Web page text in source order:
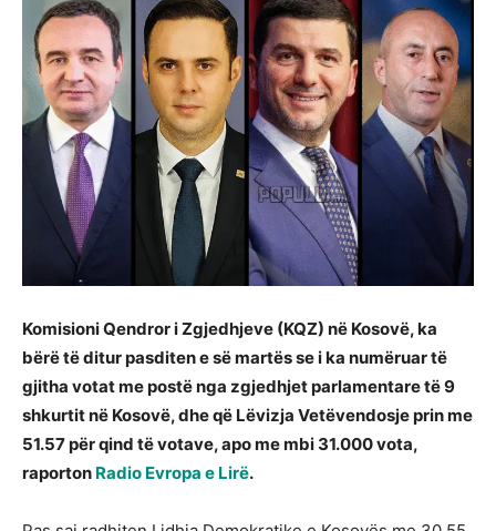
Komisioni Qendror i Zgjedhjeve (KQZ) në Kosovë, ka
bërë të ditur pasditen e së martës se i ka numëruar të
gjitha votat me postë nga zgjedhjet parlamentare të 9
shkurtit në Kosovë, dhe që Lëvizja Vetëvendosje prin me
51.57 për qind të votave, apo me mbi 31.000 vota,
raporton Radio Evropa e Lirë.